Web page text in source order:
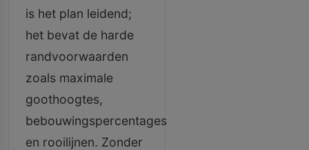
is het plan leidend;
het bevat de harde
randvoorwaarden
zoals maximale
goothoogtes,
bebouwingspercentages
en rooilijnen. Zonder